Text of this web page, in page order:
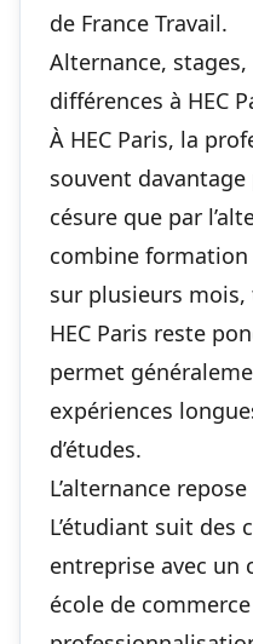
de France Travail.
Alternance,
différences à HEC
À HEC Paris, la
souvent
césure que par
combine
sur plusieurs
HEC Paris reste
permet
expériences
d’études.
L’alternance
L’étudiant suit des
entreprise avec un
école de